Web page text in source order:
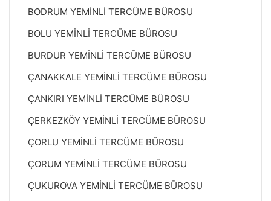
BODRUM YEMİNLİ TERCÜME BÜROSU
BOLU YEMİNLİ TERCÜME BÜROSU
BURDUR YEMİNLİ TERCÜME BÜROSU
ÇANAKKALE YEMİNLİ TERCÜME BÜROSU
ÇANKIRI YEMİNLİ TERCÜME BÜROSU
ÇERKEZKÖY YEMİNLİ TERCÜME BÜROSU
ÇORLU YEMİNLİ TERCÜME BÜROSU
ÇORUM YEMİNLİ TERCÜME BÜROSU
ÇUKUROVA YEMİNLİ TERCÜME BÜROSU